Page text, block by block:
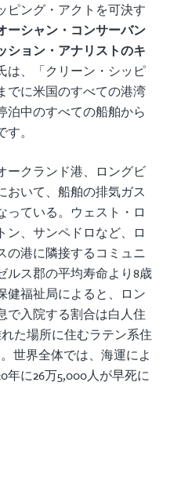
ピング・アクトを可決す
ーシャン・コンサーバン
ション・アナリストのキ
は、「クリーン・シッピ
でに米国のすべての港湾
泊中のすべての船舶から
。
ークランド港、ロングビ
おいて、船舶の排気ガス
っている。ウェスト・ロ
ン、サンペドロなど、ロ
の港に隣接するコミュニ
ルス郡の平均寿命より8歳
健福祉局によると、ロン
で入院する割合は白人住
た場所に住むラテン系住
世界全体では、海運によ
年に26万5,000人が早死に